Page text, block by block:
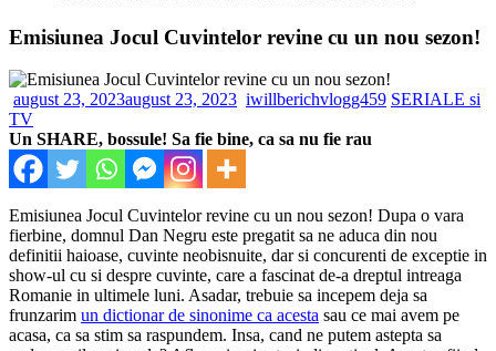
Emisiunea Jocul Cuvintelor revine cu un nou sezon!
august 23, 2023august 23, 2023 iwillberichvlogg459 SERIALE si
TV
Un SHARE, bossule! Sa fie bine, ca sa nu fie rau
Emisiunea Jocul Cuvintelor revine cu un nou sezon! Dupa o vara
fierbine, domnul Dan Negru este pregatit sa ne aduca din nou
definitii haioase, cuvinte neobisnuite, dar si concurenti de exceptie in
show-ul cu si despre cuvinte, care a fascinat de-a dreptul intreaga
Romanie in ultimele luni. Asadar, trebuie sa incepem deja sa
frunzarim un dictionar de sinonime ca acesta sau ce mai avem pe
acasa, ca sa stim sa raspundem. Insa, cand ne putem astepta sa